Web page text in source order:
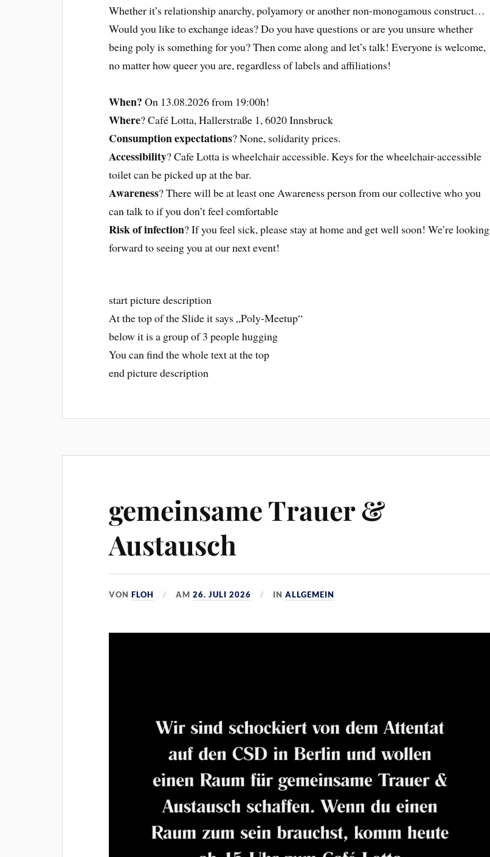
Whether it’s relationship anarchy, polyamory or another non-monogamous construct…
Would you like to exchange ideas? Do you have questions or are you unsure whether
being poly is something for you? Then come along and let’s talk! Everyone is welcome,
no matter how queer you are, regardless of labels and affiliations!
When? On 13.08.2026 from 19:00h!
Where? Café Lotta, Hallerstraße 1, 6020 Innsbruck
Consumption expectations? None, solidarity prices.
Accessibility? Cafe Lotta is wheelchair accessible. Keys for the wheelchair-accessible
toilet can be picked up at the bar.
Awareness? There will be at least one Awareness person from our collective who you
can talk to if you don’t feel comfortable
Risk of infection? If you feel sick, please stay at home and get well soon! We’re looking
forward to seeing you at our next event!
start picture description
At the top of the Slide it says „Poly-Meetup“
below it is a group of 3 people hugging
You can find the whole text at the top
end picture description
gemeinsame Trauer &
Austausch
VONFLOH AM26. JULI 2026 INALLGEMEIN